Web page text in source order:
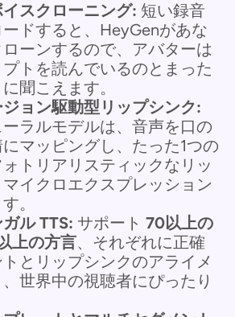
スクローニング: 短い録音
ドすると、HeyGenがあな
ーンするので、アバターは
トを読んでいるのとまった
聞こえます。
ョン駆動型リップシンク:
ラルモデルは、音声を口の
マッピングし、たった1つの
トリアリスティックなリッ
イクロエクスプレッション
。
ル TTS: サポート 70以上の
上の方言、それぞれに正確
とリップシンクのアライメ
世界中の視聴者にぴったり